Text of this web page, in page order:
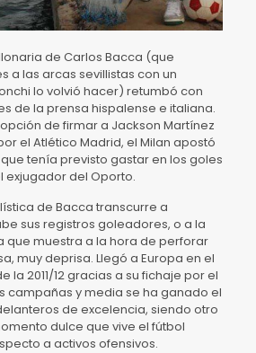
de Carlos Bacca (que
a las arcas sevillistas con un
lo volvió hacer) retumbó con
de la prensa hispalense e italiana.
de firmar a Jackson Martínez
el Atlético Madrid, el Milan apostó
tenía previsto gastar en los goles
del Oporto.
de Bacca transcurre a
sus registros goleadores, o a la
que muestra a la hora de perforar
muy deprisa. Llegó a Europa en el
la 2011/12 gracias a su fichaje por el
campañas y media se ha ganado el
de excelencia, siendo otro
dulce que vive el fútbol
a activos ofensivos.